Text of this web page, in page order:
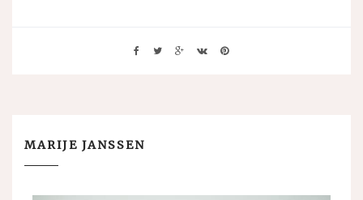
MARIJE JANSSEN